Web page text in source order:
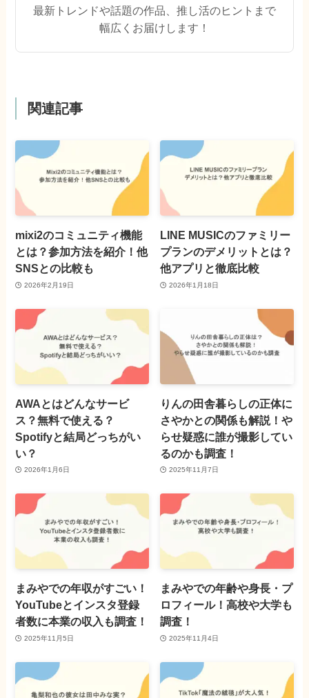
最新トレンドや話題の作品、推し活のヒントまで
幅広くお届けします！
関連記事
mixi2のコミュニティ機能
とは？参加方法を紹介！他
SNSとの比較も
2026年2月19日
LINE MUSICのファミリー
プランのデメリットとは？
他アプリと徹底比較
2026年1月18日
AWAとはどんなサービ
ス？無料で使える？
Spotifyと結局どっちがい
い？
2026年1月6日
りんの田舎暮らしの正体に
さやかとの関係も解説！や
らせ疑惑に誰が撮影してい
るのかも調査！
2025年11月7日
まみやでの年収がすごい！
YouTubeとインスタ登録
者数に本業の収入も調査！
2025年11月5日
まみやでの年齢や身長・プ
ロフィール！高校や大学も
調査！
2025年11月4日